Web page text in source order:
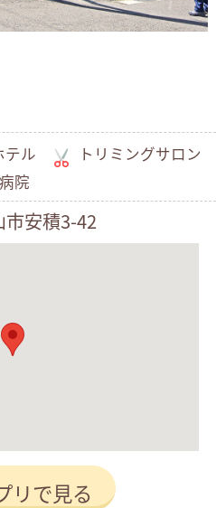
テル
トリミングサロン
院
安積3-42
リで見る